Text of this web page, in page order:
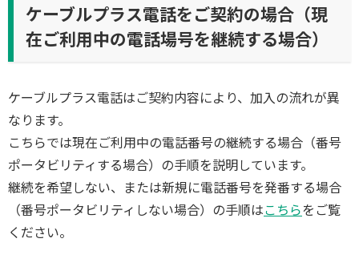
ケーブルプラス電話をご契約の場合（現
在ご利用中の電話場号を継続する場合）
ケーブルプラス電話はご契約内容により、加入の流れが異
なります。
こちらでは現在ご利用中の電話番号の継続する場合（番号
ポータビリティする場合）の手順を説明しています。
継続を希望しない、または新規に電話番号を発番する場合
（番号ポータビリティしない場合）の手順はこちらをご覧
ください。